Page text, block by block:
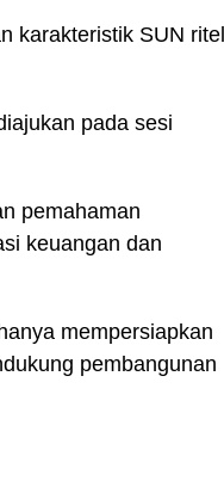
karakteristik SUN ritel
pada sesi
pemahaman
keuangan dan
mempersiapkan
pembangunan